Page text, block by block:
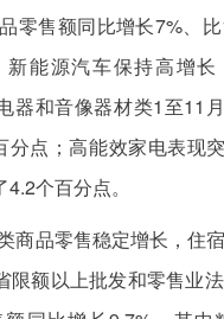
零售额同比增长7%、
新能源汽车保持高增
器和音像器材类1至11
点；高能效家电表现突
个百分点。
商品零售稳定增长，住
限额以上批发和零售业